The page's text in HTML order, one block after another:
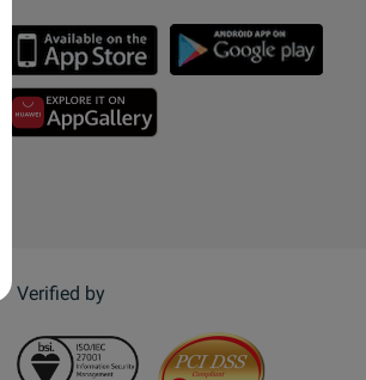
Verified by